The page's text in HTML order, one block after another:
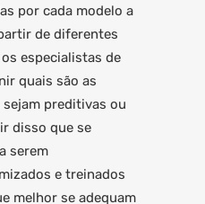
por cada modelo a
de diferentes
especialistas de
quais são as
preditivas ou
disso que se
serem
e treinados
melhor se adequam